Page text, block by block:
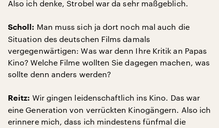
Also ich denke, Strobel war da sehr maßgeblich.
Scholl: Man muss sich ja dort noch mal auch die
Situation des deutschen Films damals
vergegenwärtigen: Was war denn Ihre Kritik an Papas
Kino? Welche Filme wollten Sie dagegen machen, was
sollte denn anders werden?
Reitz: Wir gingen leidenschaftlich ins Kino. Das war
eine Generation von verrückten Kinogängern. Also ich
erinnere mich, dass ich mindestens fünfmal die